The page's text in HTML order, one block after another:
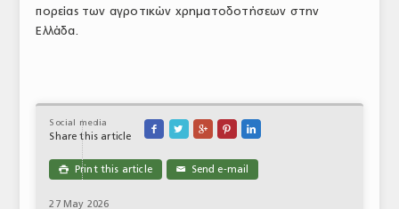
πορείας των αγροτικών χρηματοδοτήσεων στην
Ελλάδα.
Social media
Share this article
    
 Print this article ✉ Send e-mail
27 May 2026